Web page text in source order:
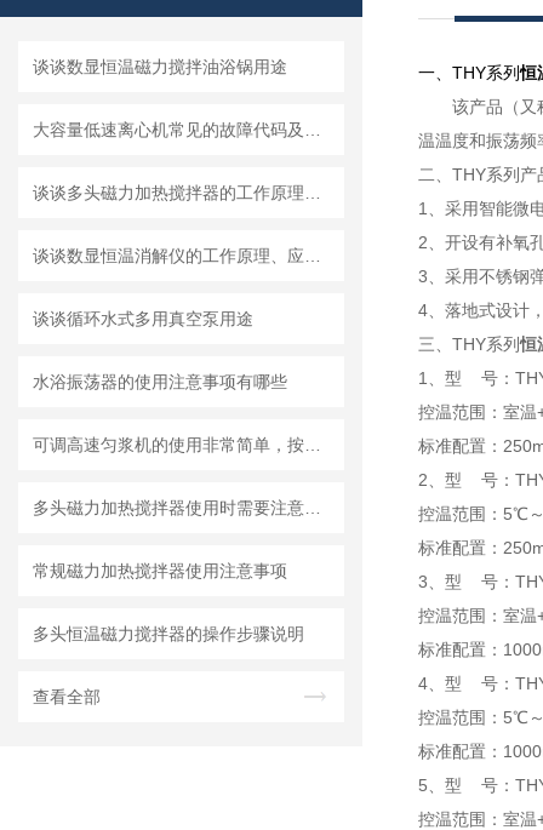
谈谈数显恒温磁力搅拌油浴锅用途
谈谈循环水式多用真空泵用途
水浴振荡器的使用注意事项有哪些
常规磁力加热搅拌器使用注意事项
多头恒温磁力搅拌器的操作步骤说明
查看全部
一、 THY系列恒
该产品（又
温温度和振荡频
二、THY系列产
1、采用智能微
2、开设有补氧
3、采用不锈钢
4、落地式设计
三、THY系列恒
1、型 号：
控温范围：室
标准配置：
2、型 号：
控温范围：5℃
标准配置：
3、型 号：
控温范围：室
标准配置：
4、型 号：
控温范围：5℃
标准配置：
5、型 号：
控温范围：室